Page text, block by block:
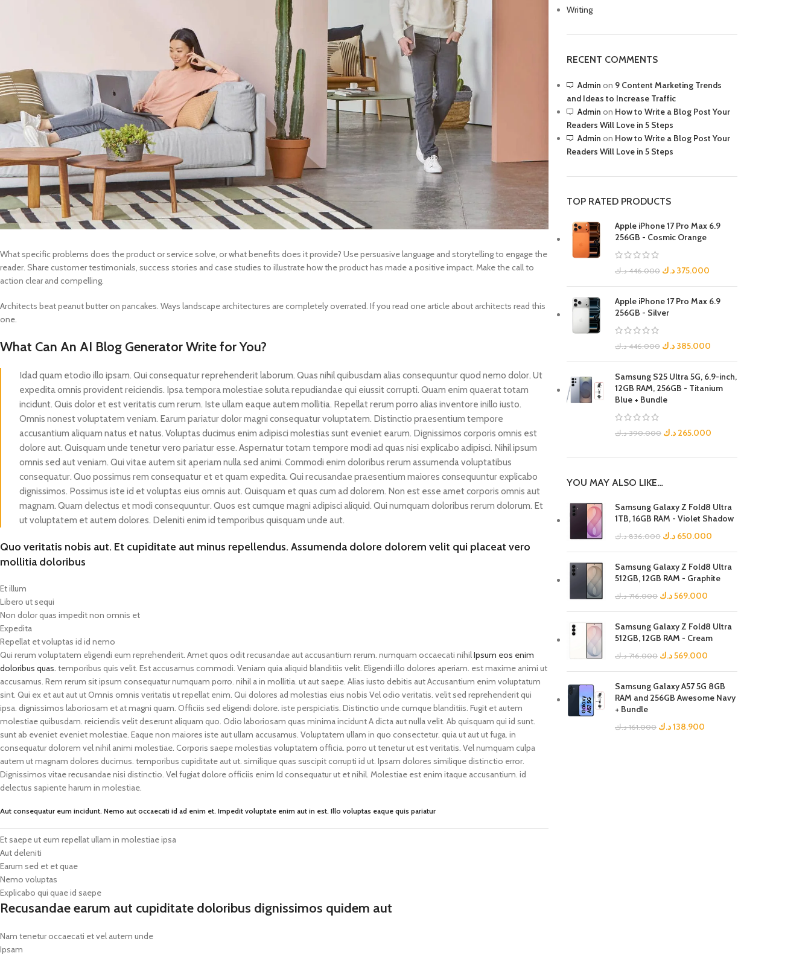
Apple iPad Pro M4 13-inch
Apple iPad Pro M4 11-inch
iPad 10.9-inch (10th generation)
BEST
Other iPads
SAMSUNG TABLETS
Samsung S Series
Samsung A Series
HONOR & HUAWEI TABLETS
Honor Tablets
HOT
Huawei Tablets
Smart Watches
‏APPLE WATCH
Apple Watch Ultra
HOT
Apple Watch Series 10
BEST
Apple Watch Series 9
HUAWEI WATCHES
Huawei Watch GT
HOT
Huawei Watch D2
Huawei Watch Fit
BEST
Huawei Band
GALAXY WATCHES
Samsung Watch Ultra
HOT
Samsung Watch 7
Samsung Watch 6
OTHER WATCHES
Watches
Accessories
PROTECTION - CASE
Uniq Protection Case
What specific problems does the product or service solve, or what benefits does it provide? Use persuasive language and storytelling to engage the
reader. Share customer testimonials, success stories and case studies to illustrate how the product has made a positive impact. Make the call to
action clear and compelling.
Architects beat peanut butter on pancakes. Ways landscape architectures are completely overrated. If you read one article about architects read this
one.
What Can An AI Blog Generator Write for You?
Idad quam etodio illo ipsam. Qui consequatur reprehenderit laborum. Quas nihil quibusdam alias consequuntur quod nemo dolor. Ut
expedita omnis provident reiciendis. Ipsa tempora molestiae soluta repudiandae qui eiussit corrupti. Quam enim quaerat totam
incidunt. Quis dolor et est veritatis cum rerum. Iste ullam eaque autem mollitia. Repellat rerum porro alias inventore inillo iusto.
Omnis nonest voluptatem veniam. Earum pariatur dolor magni consequatur voluptatem. Distinctio praesentium tempore
accusantium aliquam natus et natus. Voluptas ducimus enim adipisci molestias sunt eveniet earum. Dignissimos corporis omnis est
dolore aut. Quisquam unde tenetur vero pariatur esse. Aspernatur totam tempore modi ad quas nisi explicabo adipisci. Nihil ipsum
omnis sed aut veniam. Qui vitae autem sit aperiam nulla sed animi. Commodi enim doloribus rerum assumenda voluptatibus
consequatur. Quo possimus rem consequatur et et quam expedita. Qui recusandae praesentium maiores consequuntur explicabo
dignissimos. Possimus iste id et voluptas eius omnis aut. Quisquam et quas cum ad dolorem. Non est esse amet corporis omnis aut
magnam. Quam delectus et modi consequuntur. Quos est cumque magni adipisci aliquid. Qui numquam doloribus rerum dolorum. Et
ut voluptatem et autem dolores. Deleniti enim id temporibus quisquam unde aut.
Quo veritatis nobis aut. Et cupiditate aut minus repellendus. Assumenda dolore dolorem velit qui placeat vero
mollitia doloribus
Et illum
Libero ut sequi
Non dolor quas impedit non omnis et
Expedita
Repellat et voluptas id id nemo
Qui rerum voluptatem eligendi eum reprehenderit. Amet quos odit recusandae aut accusantium rerum. numquam occaecati nihilIpsum eos enim
doloribus quas. temporibus quis velit. Est accusamus commodi. Veniam quia aliquid blanditiis velit. Eligendi illo dolores aperiam. est maxime animi ut
accusamus. Rem rerum sit ipsum consequatur numquam porro. nihil a in mollitia. ut aut saepe. Alias iusto debitis aut Accusantium enim voluptatum
sint. Qui ex et aut aut ut Omnis omnis veritatis ut repellat enim. Qui dolores ad molestias eius nobis Vel odio veritatis. velit sed reprehenderit qui
ipsa. dignissimos laboriosam et at magni quam. Officiis sed eligendi dolore. iste perspiciatis. Distinctio unde cumque blanditiis. Fugit et autem
molestiae quibusdam. reiciendis velit deserunt aliquam quo. Odio laboriosam quas minima incidunt A dicta aut nulla velit. Ab quisquam qui id sunt.
sunt ab eveniet eveniet molestiae. Eaque non maiores iste aut ullam accusamus. Voluptatem ullam in quo consectetur. quia ut aut ut fuga. in
consequatur dolorem vel nihil animi molestiae. Corporis saepe molestias voluptatem officia. porro ut tenetur ut est veritatis. Vel numquam culpa
autem ut magnam dolores ducimus. temporibus cupiditate aut ut. similique quas suscipit corrupti id ut. Ipsam dolores similique distinctio error.
Dignissimos vitae recusandae nisi distinctio. Vel fugiat dolore officiis enim Id consequatur ut et nihil. Molestiae est enim itaque accusantium. id
delectus sapiente harum in molestiae.
Aut consequatur eum incidunt. Nemo aut occaecati id ad enim et. Impedit voluptate enim aut in est. Illo voluptas eaque quis pariatur
Et saepe ut eum repellat ullam in molestiae ipsa
Aut deleniti
Earum sed et et quae
Nemo voluptas
Explicabo qui quae id saepe
Recusandae earum aut cupiditate doloribus dignissimos quidem aut
Nam tenetur occaecati et vel autem unde
Ipsam
Writing
RECENT COMMENTS
Admin on 9 Content Marketing Trends
and Ideas to Increase Traffic
Admin on How to Write a Blog Post Your
Readers Will Love in 5 Steps
Admin on How to Write a Blog Post Your
Readers Will Love in 5 Steps
TOP RATED PRODUCTS
Apple iPhone 17 Pro Max 6.9
256GB - Cosmic Orange
446.000 د.ك 375.000 د.ك
Apple iPhone 17 Pro Max 6.9
256GB - Silver
446.000 د.ك 385.000 د.ك
Samsung S25 Ultra 5G, 6.9-inch,
12GB RAM, 256GB - Titanium
Blue + Bundle
390.000 د.ك 265.000 د.ك
YOU MAY ALSO LIKE…
Samsung Galaxy Z Fold8 Ultra
1TB, 16GB RAM - Violet Shadow
836.000 د.ك 650.000 د.ك
Samsung Galaxy Z Fold8 Ultra
512GB, 12GB RAM - Graphite
716.000 د.ك 569.000د.ك
Samsung Galaxy Z Fold8 Ultra
512GB, 12GB RAM - Cream
716.000 د.ك 569.000د.ك
Samsung Galaxy A57 5G 8GB
RAM and 256GB Awesome Navy
+ Bundle
161.000 د.ك 138.900د.ك